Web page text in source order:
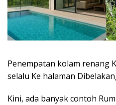
Penempatan kolam renang
selalu Ke halaman
Kini, ada banyak contoh